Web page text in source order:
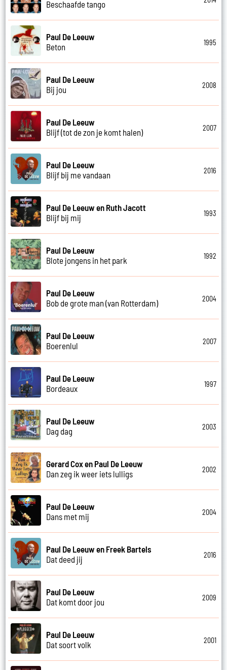
Beschaafde tango
Paul De Leeuw
Beton
1995
Paul De Leeuw
Bij jou
2008
Paul De Leeuw
Blijf (tot de zon je komt halen)
2007
Paul De Leeuw
Blijf bij me vandaan
2016
Paul De Leeuw en Ruth Jacott
Blijf bij mij
1993
Paul De Leeuw
Blote jongens in het park
1992
Paul De Leeuw
Bob de grote man (van Rotterdam)
2004
Paul De Leeuw
Boerenlul
2007
Paul De Leeuw
Bordeaux
1997
Paul De Leeuw
Dag dag
2003
Gerard Cox en Paul De Leeuw
Dan zeg ik weer iets lulligs
2002
Paul De Leeuw
Dans met mij
2004
Paul De Leeuw en Freek Bartels
Dat deed jij
2016
Paul De Leeuw
Dat komt door jou
2009
Paul De Leeuw
Dat soort volk
2001